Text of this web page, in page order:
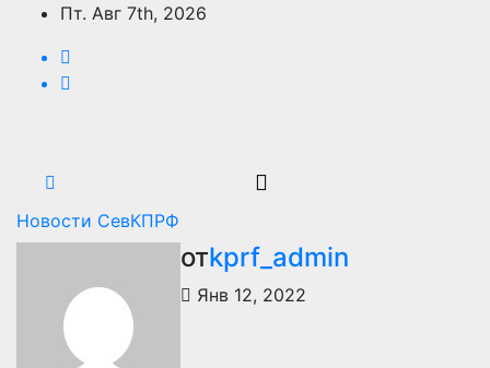
Перейти
содержимому
Пт. Авг 7th, 2026
Новости СевКПРФ
отkprf_admin
Янв 12, 2022